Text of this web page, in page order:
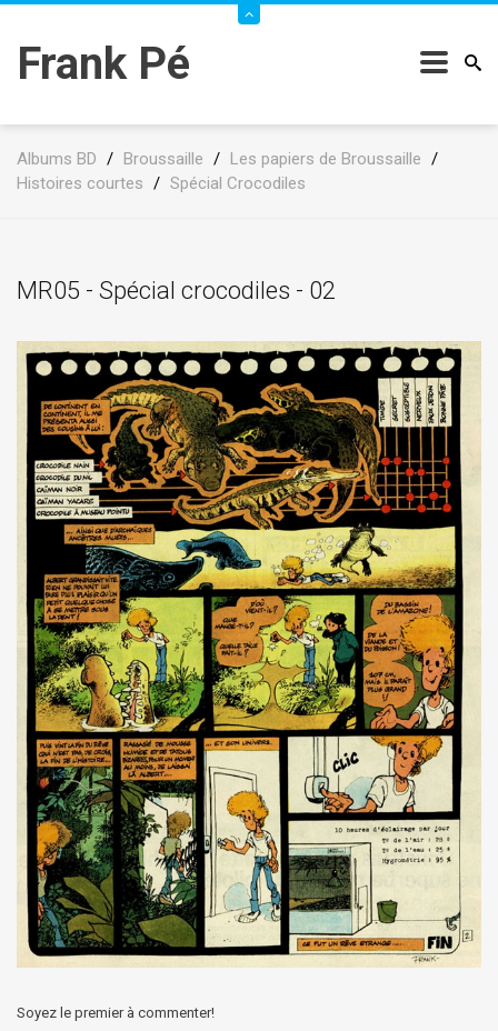
Frank Pé
Albums BD / Broussaille / Les papiers de Broussaille /
Histoires courtes / Spécial Crocodiles
MR05 - Spécial crocodiles - 02
Soyez le premier à commenter!